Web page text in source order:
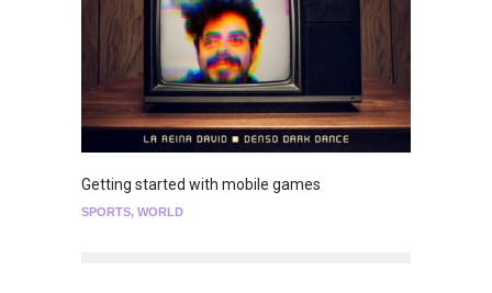
Getting started with mobile games
SPORTS, WORLD